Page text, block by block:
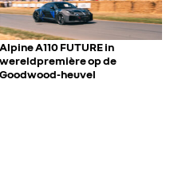
Alpine A110 FUTURE in
wereldpremière op de
Goodwood-heuvel